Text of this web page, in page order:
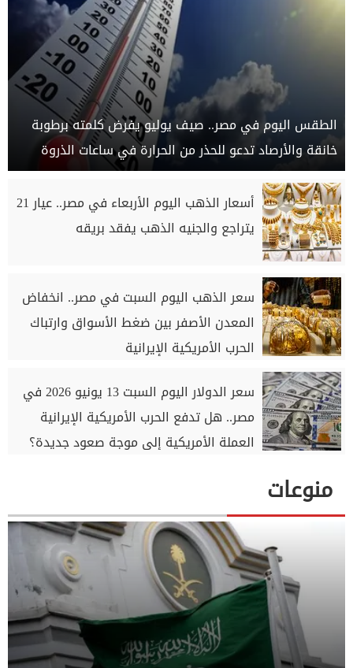
الطقس اليوم في مصر.. صيف يوليو يفرض كلمته برطوبة
خانقة والأرصاد تدعو للحذر من الحرارة في ساعات الذروة
أسعار الذهب اليوم الأربعاء في مصر.. عيار 21
يتراجع والجنيه الذهب يفقد بريقه
سعر الذهب اليوم السبت في مصر.. انخفاض
المعدن الأصفر بين ضغط الأسواق وارتباك
الحرب الأمريكية الإيرانية
سعر الدولار اليوم السبت 13 يونيو 2026 في
مصر.. هل تدفع الحرب الأمريكية الإيرانية
العملة الأمريكية إلى موجة صعود جديدة؟
منوعات